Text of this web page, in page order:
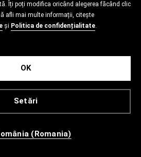
Îți poți modifica oricând alegerea făcând clic
afli mai multe informații, citește
și Politica de confidențialitate.
Setări
OK
(Romania)